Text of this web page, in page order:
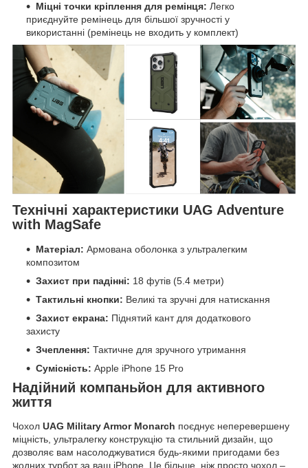
Міцні точки кріплення для ремінця: Легко
приєднуйте ремінець для більшої зручності у
використанні (ремінець не входить у комплект)
Технічні характеристики UAG Adventure
with MagSafe
Матеріал: Армована оболонка з ультралегким
композитом
Захист при падінні: 18 футів (5.4 метри)
Тактильні кнопки: Великі та зручні для натискання
Захист екрана: Піднятий кант для додаткового
захисту
Зчеплення: Тактичне для зручного утримання
Сумісність: Apple iPhone 15 Pro
Надійний компаньйон для активного
життя
Чохол UAG Military Armor Monarch поєднує неперевершену
міцність, ультралегку конструкцію та стильний дизайн, що
дозволяє вам насолоджуватися будь-якими пригодами без
жодних турбот за ваш iPhone. Це більше, ніж просто чохол –